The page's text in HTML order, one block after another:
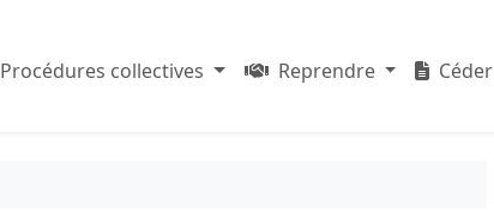
Procédures collectives Reprendre Céder